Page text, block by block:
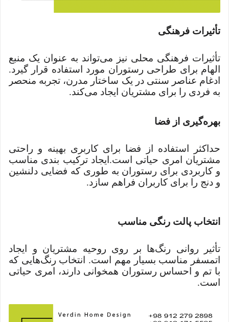
تأثیرات فرهنگی
تأثیرات فرهنگی محلی نیز می‌تواند به عنوان یک منبع
الهام برای طراحی رستوران مورد استفاده قرار گیرد.
ادغام عناصر سنتی در یک ساختار مدرن، تجربه منحصر
به فردی را برای مشتریان ایجاد می‌کند.
بهره‌گیری از فضا
حداکثر استفاده از فضا برای کاربری بهینه و راحتی
مشتریان امری حیاتی است.ایجاد ترکیب بندی مناسب
و کاربردی برای رستوران به طوری که فضایی دلنشین
و دنج را برای کاربران فراهم سازد.
انتخاب پالت رنگی مناسب
تأثیر روانی رنگ‌ها بر روی روحیه مشتریان و ایجاد
اتمسفر مناسب بسیار مهم است. انتخاب رنگ‌هایی که
با تم و احساس رستوران همخوانی دارند، امری حیاتی
است.